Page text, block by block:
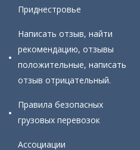
Приднестровье
Написать отзыв, найти
рекомендацию, отзывы
положительные, написать
отзыв отрицательный.
Правила безопасных
грузовых перевозок
Ассоциации